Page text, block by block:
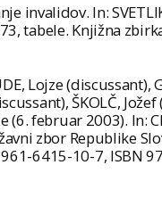
invalidov. In:
tabele. Knjižna
Lojze
ŠKOLČ,
februar 2003). In:
zbor Republike
6415-10-7, ISBN